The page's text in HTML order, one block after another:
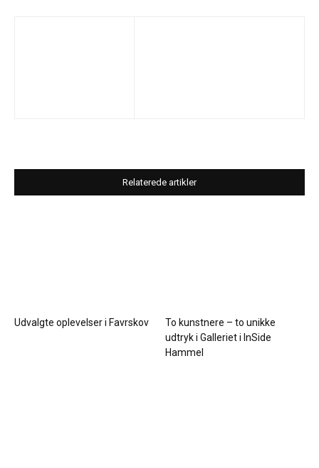
Relaterede artikler
Udvalgte oplevelser i Favrskov
To kunstnere – to unikke
udtryk i Galleriet i InSide
Hammel